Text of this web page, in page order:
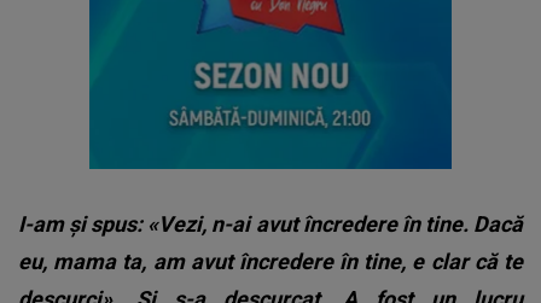
I-am și spus: «Vezi, n-ai avut încredere în tine. Dacă
eu, mama ta, am avut încredere în tine, e clar că te